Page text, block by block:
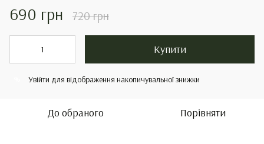
690 грн 720 грн
Купити
Увійти для відображення накопичувальної знижки
До обраного Порівняти